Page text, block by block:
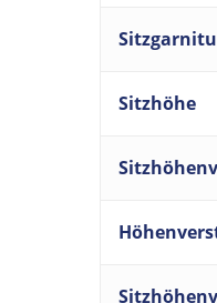
Sitzhöhe